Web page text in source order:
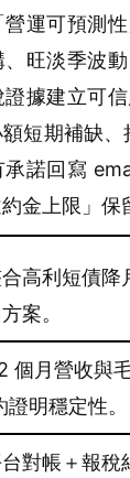
營運可預測
、旺淡季波
據建立可
短期補缺
諾回寫
金上限」保
高利短債降
案。
個月營收與
明穩定性。
對帳＋報稅